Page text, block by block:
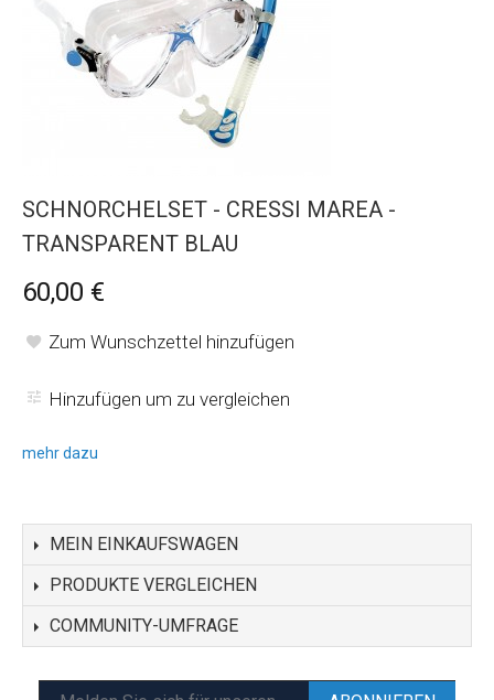
SCHNORCHELSET - CRESSI MAREA -
TRANSPARENT BLAU
60,00 €
Zum Wunschzettel hinzufügen
Hinzufügen um zu vergleichen
mehr dazu
MEIN EINKAUFSWAGEN
PRODUKTE VERGLEICHEN
COMMUNITY-UMFRAGE